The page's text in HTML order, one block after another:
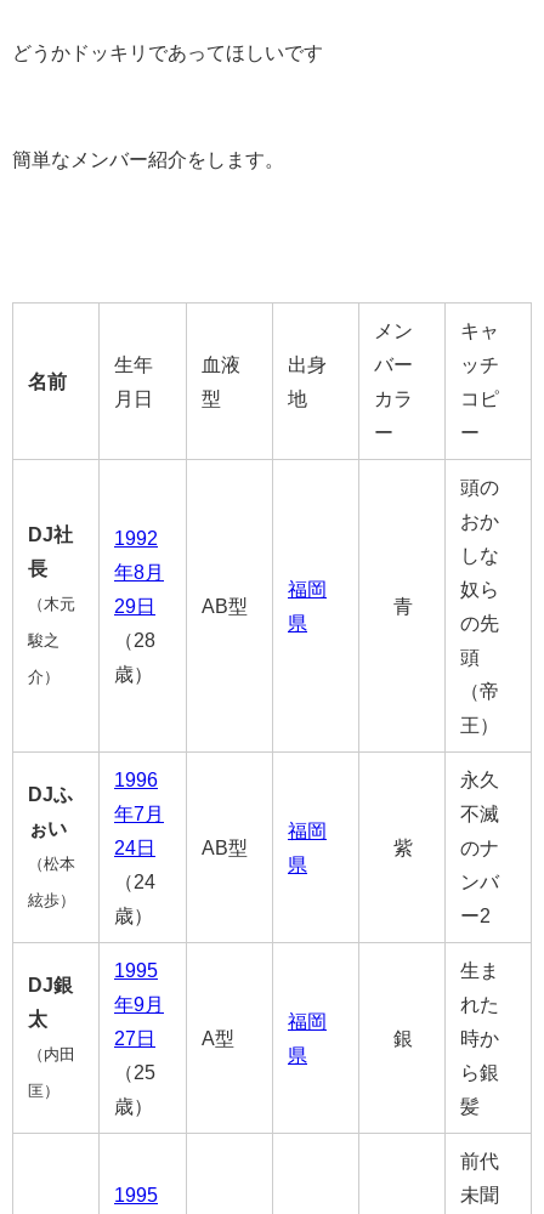
どうかドッキリであってほしいです
簡単なメンバー紹介をします。
名前
生年
月日
血液
型
出身
地
メン
バー
カラ
ー
キャ
ッチ
コピ
ー
DJ社
長
（木元
駿之
介）
1992
年8月
29日
（28
歳）
AB型
福岡
県
青
頭の
おか
しな
奴ら
の先
頭
（帝
王）
DJふ
ぉい
（松本
絃歩）
1996
年7月
24日
（24
歳）
AB型
福岡
県
紫
永久
不滅
のナ
ンバ
ー2
DJ銀
太
（内田
匡）
1995
年9月
27日
（25
歳）
A型
福岡
県
銀
生ま
れた
時か
ら銀
髪
1995
前代
未聞